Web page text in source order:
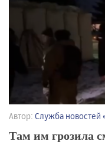
Автор: Служба новостей
Там им грозила